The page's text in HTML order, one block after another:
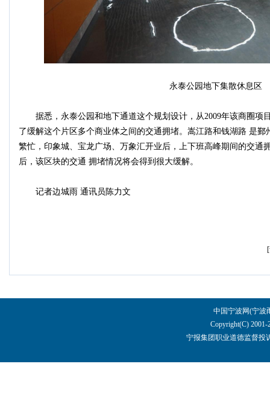
永泰公园地下集散休息区
据悉，永泰公园和地下通道这个规划设计，从2009年该商圈项
了缓解这个片区多个商业体之间的交通拥堵。嵩江路和钱湖路 是
繁忙，印象城、宝龙广场、万象汇开业后，上下班高峰期间的交通
后，该区块的交通 拥堵情况将会得到很大缓解。
记者边城雨 通讯员陈力文
中国宁波网(宁波
Copyright(C) 2001-
宁报集团职业道德监督